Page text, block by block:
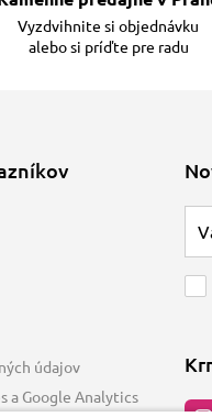
Vyzdvihnite si objednávku
alebo si príďte pre radu
údajov
a Google Analytics